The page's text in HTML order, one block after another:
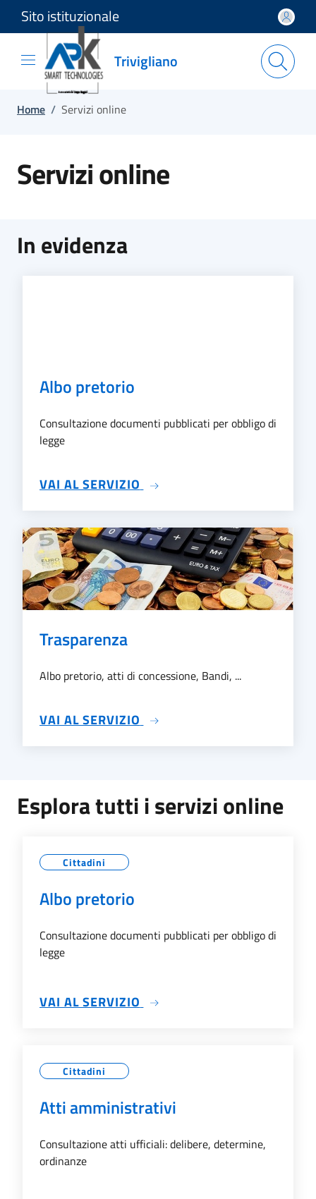
Salta e vai al contenuto
Salta e vai al footer
Sito istituzionale
Trivigliano
Home / Servizi online
Servizi online
In evidenza
Albo pretorio
Consultazione documenti pubblicati per obbligo di
legge
VAI AL SERVIZIO SU ALBO PRETORIO
Trasparenza
Albo pretorio, atti di concessione, Bandi, ...
VAI AL SERVIZIO SU TRASPARENZA
Esplora tutti i servizi online
Cittadini
Albo pretorio
Consultazione documenti pubblicati per obbligo di
legge
VAI AL SERVIZIO SU ALBO PRETORIO
Cittadini
Atti amministrativi
Consultazione atti ufficiali: delibere, determine,
ordinanze